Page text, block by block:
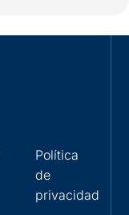
Política
de
privacidad